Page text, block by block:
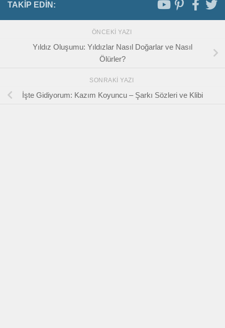
TAKIP EDIN:
ÖNCEKI YAZI
Yıldız Oluşumu: Yıldızlar Nasıl Doğarlar ve Nasıl
Ölürler?
SONRAKI YAZI
İşte Gidiyorum: Kazım Koyuncu – Şarkı Sözleri ve Klibi